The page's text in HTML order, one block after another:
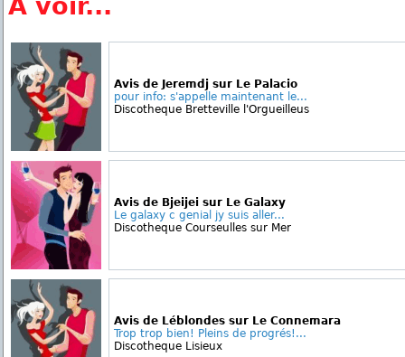
A voir...
Avis de Jeremdj sur Le Palacio
pour info: s'appelle maintenant le...
Discotheque Bretteville l'Orgueilleus
Avis de Bjeijei sur Le Galaxy
Le galaxy c genial jy suis aller...
Discotheque Courseulles sur Mer
Avis de Léblondes sur Le Connemara
Trop trop bien! Pleins de progrés!...
Discotheque Lisieux